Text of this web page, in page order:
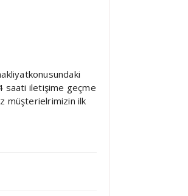
saati iletişime geçme
müşterielrimizin ilk